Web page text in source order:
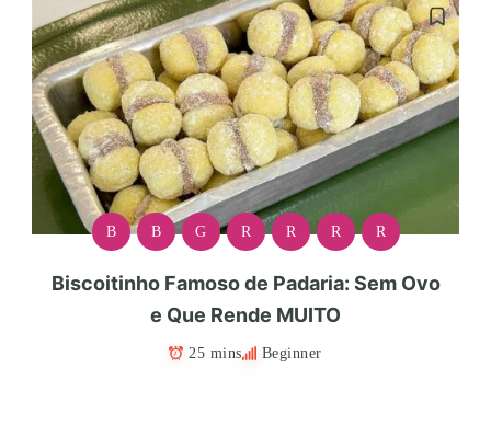
B B G R R R R
Biscoitinho Famoso de Padaria: Sem Ovo
e Que Rende MUITO
25 mins Beginner